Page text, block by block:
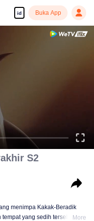
id Buka App
S2
menimpa Kakak-Beradik
yang sedih tersebut.More